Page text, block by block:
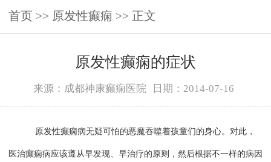
首页 >> 原发性癫痫 >> 正文
原发性癫痫的症状
来源：成都神康癫痫医院 日期：2014-07-16
原发性癫痫病无疑可怕的恶魔吞噬着孩童们的身心。对此，
医治癫痫病应该遵从早发现、早治疗的原则，然后根据不一样的病因